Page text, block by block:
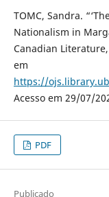
TOMC, Sandra.
Nationalism in
Canadian
em
https://
Acesso em 29/07/
PDF
Publicado